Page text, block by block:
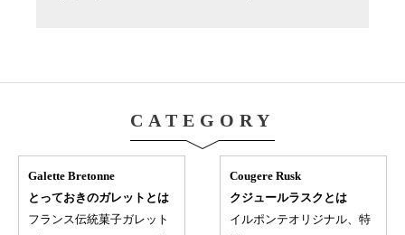
CATEGORY
Galette Bretonne
とっておきのガレットとは
フランス伝統菓子ガレット
Cougere Rusk
クジュールラスクとは
イルポンテオリジナル、特